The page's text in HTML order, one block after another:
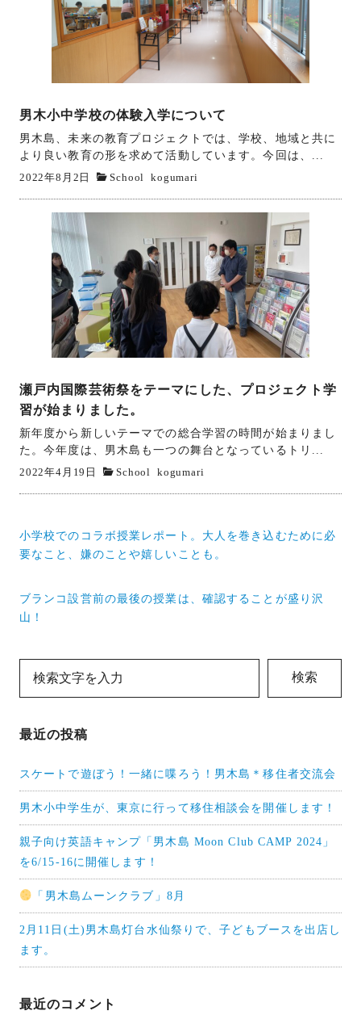
男木小中学校の体験入学について
男木島、未来の教育プロジェクトでは、学校、地域と共に
より良い教育の形を求めて活動しています。今回は、...
2022年8月2日 School kogumari
瀬戸内国際芸術祭をテーマにした、プロジェクト学
習が始まりました。
新年度から新しいテーマでの総合学習の時間が始まりまし
た。今年度は、男木島も一つの舞台となっているトリ...
2022年4月19日 School kogumari
投
稿
ビ
ー
シ
ン
小学校でのコラボ授業レポート。大人を巻き込むために必
要なこと、嫌のことや嬉しいことも。
ブランコ設営前の最後の授業は、確認することが盛り沢
山！
検索
最近の投稿
スケートで遊ぼう！一緒に喋ろう！男木島＊移住者交流会
男木小中学生が、東京に行って移住相談会を開催します！
親子向け英語キャンプ「男木島 Moon Club CAMP 2024」
を6/15-16に開催します！
「男木島ムーンクラブ」8月
2月11日(土)男木島灯台水仙祭りで、子どもブースを出店し
ます。
最近のコメント